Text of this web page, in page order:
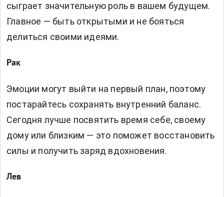
сыграет значительную роль в вашем будущем.
Главное — быть открытыми и не бояться
делиться своими идеями.
Рак
Эмоции могут выйти на первый план, поэтому
постарайтесь сохранять внутренний баланс.
Сегодня лучше посвятить время себе, своему
дому или близким — это поможет восстановить
силы и получить заряд вдохновения.
Лев